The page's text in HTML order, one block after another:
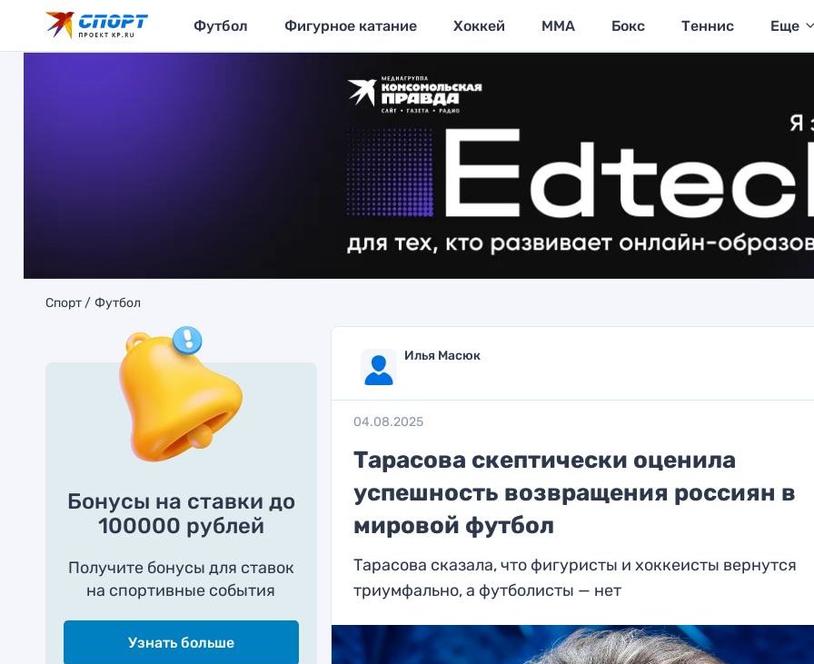
Футбол Фигурное катание Хоккей MMA Бокс Теннис Еще
Спорт Футбол
Бонусы на ставки до
100000 рублей
Получите бонусы для ставок
на спортивные события
Узнать больше
Илья Масюк
04.08.2025
Тарасова скептически оценила
успешность возвращения россиян в
мировой футбол
Тарасова сказала, что фигуристы и хоккеисты вернутся
триумфально, а футболисты — нет